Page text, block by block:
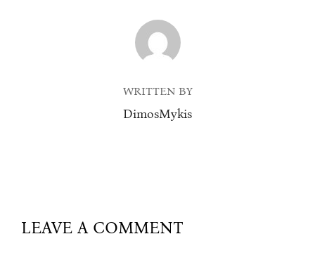
POST AUTHOR
WRITTEN BY
DimosMykis
LEAVE A COMMENT